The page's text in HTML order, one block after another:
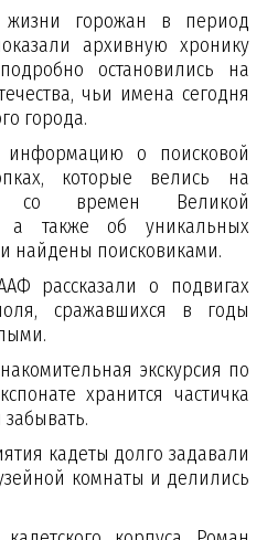
жизни горожан в период
архивную хронику
остановились на
чьи имена сегодня
города.
информацию о поисковой
которые велись на
со времен Великой
а также об уникальных
найдены поисковиками.
рассказали о подвигах
сражавшихся в годы
экскурсия по
хранится частичка
кадеты долго задавали
комнаты и делились